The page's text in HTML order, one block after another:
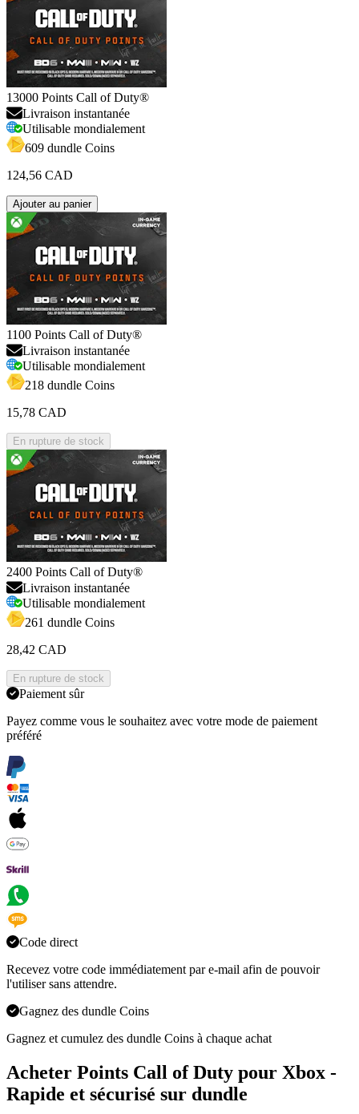
13000 Points Call of Duty®
Livraison instantanée
Utilisable mondialement
609 dundle Coins
124,56 CAD
Ajouter au panier
1100 Points Call of Duty®
Livraison instantanée
Utilisable mondialement
218 dundle Coins
15,78 CAD
En rupture de stock
2400 Points Call of Duty®
Livraison instantanée
Utilisable mondialement
261 dundle Coins
28,42 CAD
En rupture de stock
Paiement sûr
Payez comme vous le souhaitez avec votre mode de paiement
préféré
Code direct
Recevez votre code immédiatement par e-mail afin de pouvoir
l'utiliser sans attendre.
Gagnez des dundle Coins
Gagnez et cumulez des dundle Coins à chaque achat
Acheter Points Call of Duty pour Xbox -
Rapide et sécurisé sur dundle